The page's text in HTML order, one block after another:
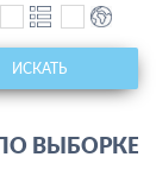
ИСКАТЬ
ВЫБОРКЕ